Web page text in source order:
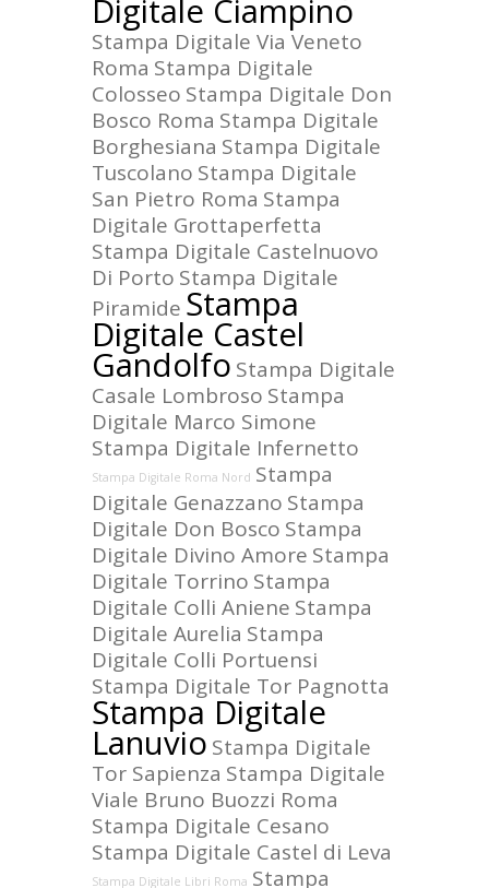
Digitale Ciampino
Stampa Digitale Via Veneto
Roma Stampa Digitale
Colosseo Stampa Digitale Don
Bosco Roma Stampa Digitale
Borghesiana Stampa Digitale
Tuscolano Stampa Digitale
San Pietro Roma Stampa
Digitale Grottaperfetta
Stampa Digitale Castelnuovo
Di Porto Stampa Digitale
Piramide Stampa
Digitale Castel
Gandolfo Stampa Digitale
Casale Lombroso Stampa
Digitale Marco Simone
Stampa Digitale Infernetto
Stampa Digitale Roma Nord Stampa
Digitale Genazzano Stampa
Digitale Don Bosco Stampa
Digitale Divino Amore Stampa
Digitale Torrino Stampa
Digitale Colli Aniene Stampa
Digitale Aurelia Stampa
Digitale Colli Portuensi
Stampa Digitale Tor Pagnotta
Stampa Digitale
Lanuvio Stampa Digitale
Tor Sapienza Stampa Digitale
Viale Bruno Buozzi Roma
Stampa Digitale Cesano
Stampa Digitale Castel di Leva
Stampa Digitale Libri Roma Stampa